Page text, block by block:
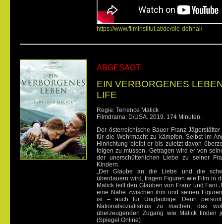
https://www.filminstitut.at/de/die-dohnal/
ABGESAGT:
EIN VERBORGENES
LIFE
Regie: Terrence Malick
Filmdrama. D/USA. 2019. 174 Minuten.
Der österreichische Bauer Franz
für die Wehrmacht zu kämpfen. Selbst im
Hinrichtung bleibt er bis zuletzt davon
folgen zu müssen. Getragen wird er von
der unerschütterlichen Liebe zu seiner
Kindern.
„Der Glaube an die Liebe und die
überdauern wird, tragen Figuren wie Film in
Malick teilt den Glauben von Franz und Fani
eine Nähe zwischen ihm und seinen
ist – auch für Ungläubige. Denn
Nationalsozialismus zu machen, das
überzeugenden Zugang wie Malick finden
(Spiegel Online)